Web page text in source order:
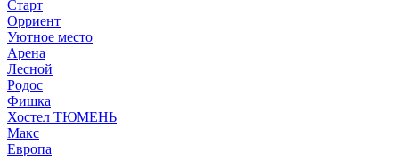
Старт
Орриент
Уютное место
Арена
Лесной
Родос
Фишка
Хостел ТЮМЕНЬ
Макс
Европа